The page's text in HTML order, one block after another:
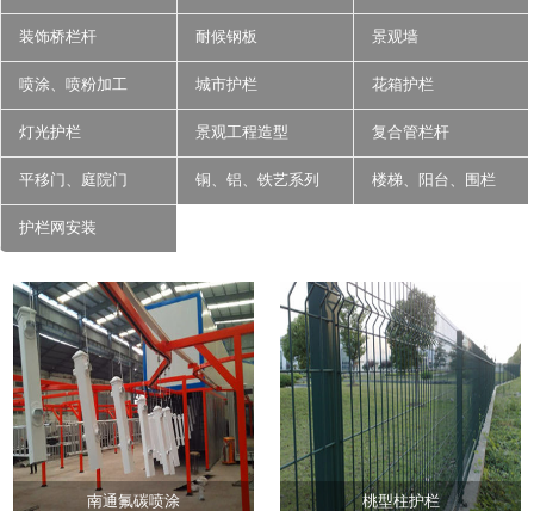
装饰桥栏杆 耐候钢板 景观墙
喷涂、喷粉加工 城市护栏 花箱护栏
灯光护栏 景观工程造型 复合管栏杆
平移门、庭院门 铜、铝、铁艺系列 楼梯、阳台、围栏
护栏网安装
南通氟碳喷涂 桃型柱护栏